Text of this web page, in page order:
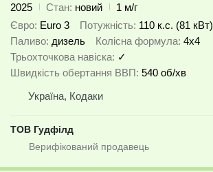
2025
Стан новий
1 м/г
Євро Euro 3 Потужність 110 к.с. (81 кВт)
Паливо дизель Колісна формула 4x4
Трьохточкова навіска ✓
Швидкість обертання ВВП 540 об/хв
Україна, Кодаки
ТОВ Гудфілд